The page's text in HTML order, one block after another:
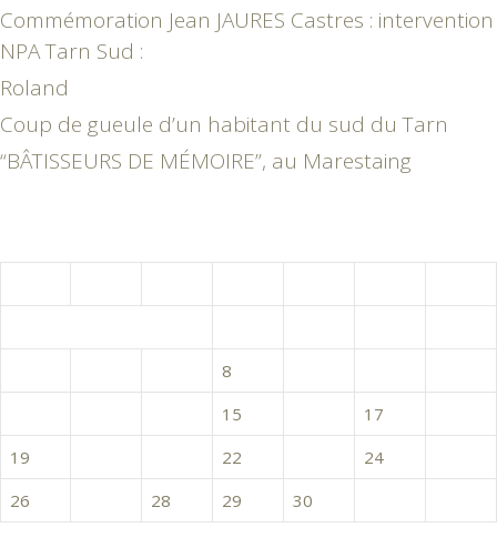
Commémoration Jean JAURES Castres : intervention
NPA Tarn Sud :
Roland
Coup de gueule d’un habitant du sud du Tarn
“BÂTISSEURS DE MÉMOIRE”, au Marestaing
8
15 17
19
22 24
26
28 29 30